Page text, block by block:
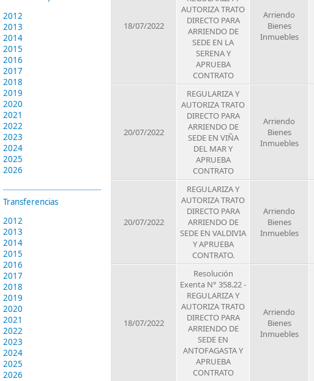
2012
2013
2014
2015
2016
2017
2018
2019
2020
2021
2022
2023
2024
2025
2026
Transferencias
2012
2013
2014
2015
2016
2017
2018
2019
2020
2021
2022
2023
2024
2025
2026
18/07/2022
AUTORIZA TRATO
DIRECTO PARA
ARRIENDO DE
SEDE EN LA
SERENA Y
APRUEBA
CONTRATO
Arriendo
Bienes
Inmuebles
20/07/2022
REGULARIZA Y
AUTORIZA TRATO
DIRECTO PARA
ARRIENDO DE
SEDE EN VIÑA
DEL MAR Y
APRUEBA
CONTRATO
Arriendo
Bienes
Inmuebles
20/07/2022
REGULARIZA Y
AUTORIZA TRATO
DIRECTO PARA
ARRIENDO DE
SEDE EN VALDIVIA
Y APRUEBA
CONTRATO.
Arriendo
Bienes
Inmuebles
18/07/2022
Resolución
Exenta N° 358.22 -
REGULARIZA Y
AUTORIZA TRATO
DIRECTO PARA
ARRIENDO DE
SEDE EN
ANTOFAGASTA Y
APRUEBA
CONTRATO
Arriendo
Bienes
Inmuebles